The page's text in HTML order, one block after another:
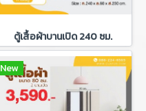
ตู้เสื้อผ้าบานเปิด 240 ซม.
New